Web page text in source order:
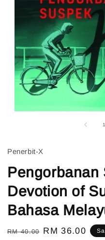
1
Penerbit-X
Pengorbanan
Devotion of
Bahasa
Regular
RM 40.00 Sale
RM 36.00